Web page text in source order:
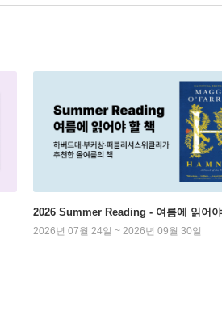
2026 Summer Reading - 여름에 읽어
2026년 07월 24일 ~ 2026년 09월 30일